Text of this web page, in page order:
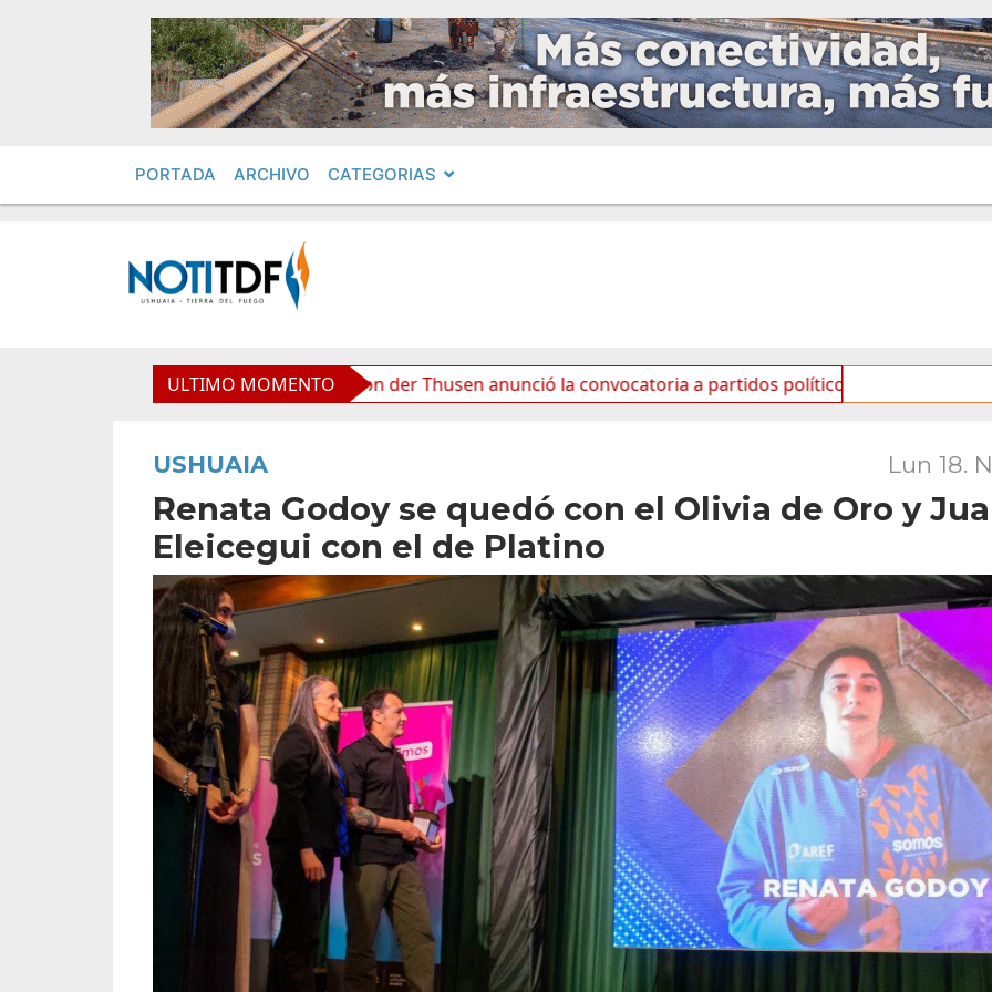
PORTADA ARCHIVO CATEGORIAS
ULTIMO MOMENTO
afirmó Becerra Von der Thusen anunció la convocatoria a partidos políticos por «ficha limpia»
USHUAIA Lun 18.
Renata Godoy se quedó con el Olivia de Oro y
Eleicegui con el de Platino